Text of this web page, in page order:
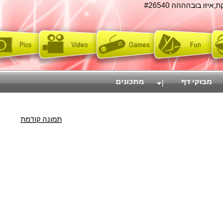
בובהההה #26540
תמונה קודמת
מבזקי דף מתכונים